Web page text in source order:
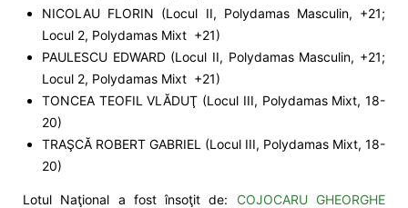
NICOLAU FLORIN (Locul II, Polydamas Masculin, +21;
Locul 2, Polydamas Mixt +21)
PAULESCU EDWARD (Locul II, Polydamas Masculin, +21;
Locul 2, Polydamas Mixt +21)
TONCEA TEOFIL VLĂDUŢ (Locul III, Polydamas Mixt, 18-
20)
TRAŞCĂ ROBERT GABRIEL (Locul III, Polydamas Mixt, 18-
20)
Lotul Naţional a fost însoţit de: COJOCARU GHEORGHE